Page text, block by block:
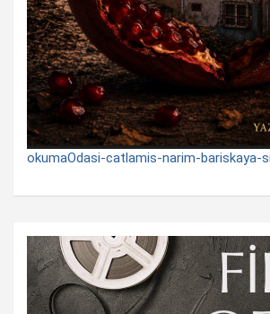
okumaOdasi-catlamis-narim-bariskaya-